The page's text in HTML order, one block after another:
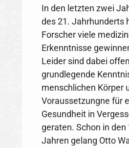
In den letzten zwei
des 21. Jahrhunderts
Forscher viele
Erkenntnisse
Leider sind dabei
grundlegende
menschlichen Körper
Voraussetzungne für
Gesundheit in
geraten. Schon in den
Jahren gelang Otto